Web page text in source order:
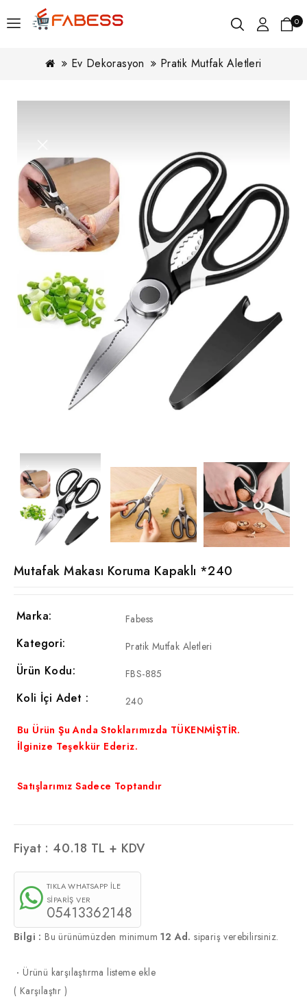
0
Ev Dekorasyon Pratik Mutfak Aletleri
Mutafak Makası Koruma Kapaklı *240
Marka: Fabess
Kategori: Pratik Mutfak Aletleri
Ürün Kodu: FBS-885
Koli İçi Adet : 240
Bu Ürün Şu Anda Stoklarımızda TÜKENMİŞTİR.
İlginize Teşekkür Ederiz.
Satışlarımız Sadece Toptandır
Fiyat : 40.18 TL + KDV
TIKLA WHATSAPP İLE
SİPARİŞ VER
05413362148
Bilgi : Bu ürünümüzden minimum12 Ad. sipariş verebilirsiniz.
·Ürünü karşılaştırma listeme ekle
( Karşılaştır )